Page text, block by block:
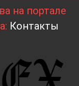
на портале
Контакты